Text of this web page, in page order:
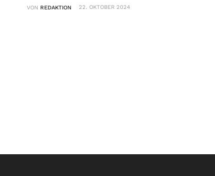
VON REDAKTION 22. OKTOBER 2024